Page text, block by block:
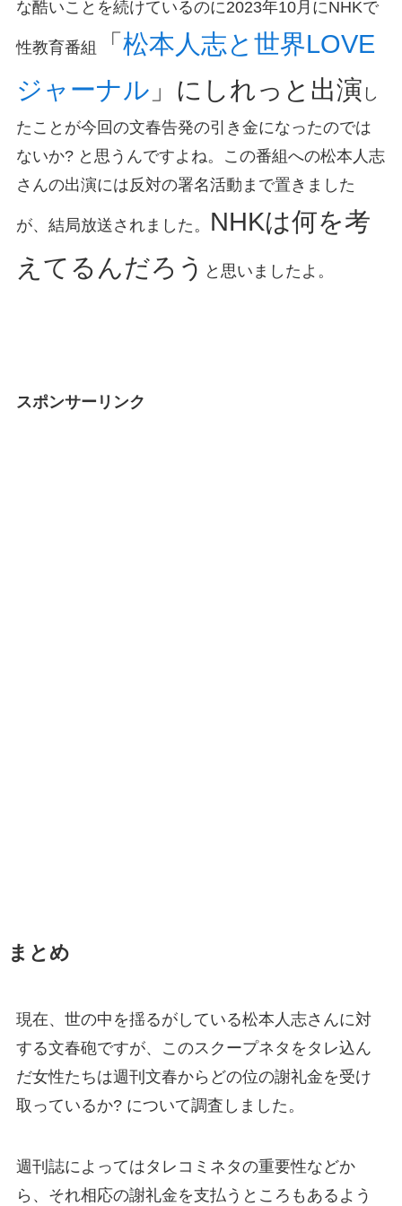
な酷いことを続けているのに2023年10月にNHKで
性教育番組 「 松本人志と世界LOVE
ジャーナル 」にしれっと出演 し
たことが今回の文春告発の引き金になったのでは
ないか? と思うんですよね。この番組への松本人志
さんの出演には反対の署名活動まで置きました
が、結局放送されました。
NHKは何を考
えてるんだろう と思いましたよ。
スポンサーリンク
まとめ
現在、世の中を揺るがしている松本人志さんに対
する文春砲ですが、このスクープネタをタレ込ん
だ女性たちは週刊文春からどの位の謝礼金を受け
取っているか? について調査しました。
週刊誌によってはタレコミネタの重要性などか
ら、それ相応の謝礼金を支払うところもあるよう